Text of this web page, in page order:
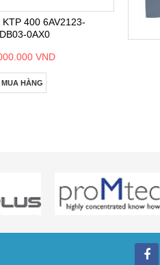
400 6AV2123-
0AX0
VND
MUA HÀNG